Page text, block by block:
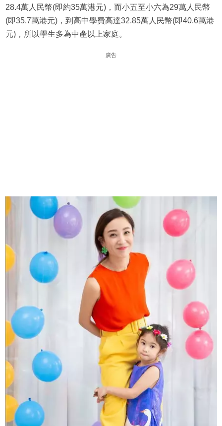
28.4萬人民幣(即約35萬港元)，而小五至小六為29萬人民幣
(即35.7萬港元)，到高中學費高達32.85萬人民幣(即40.6萬港
元)，所以學生多為中產以上家庭。
廣告